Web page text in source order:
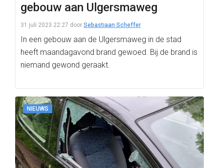
gebouw aan Ulgersmaweg
31 juli 2023 22:27 door Sebastiaan Scheffer
In een gebouw aan de Ulgersmaweg in de stad
heeft maandagavond brand gewoed. Bij de brand is
niemand gewond geraakt.
NIEUWS